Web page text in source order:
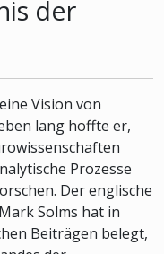
der
Vision von
lang hoffte er,
Prozesse
Der englische
Solms hat in
Beiträgen belegt,